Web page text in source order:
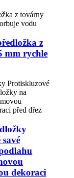
z
mm rychle
dekoraci